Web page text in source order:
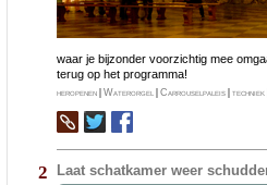
waar je bij­zon­der voor­zich­tig mee
terug op het pro­gram­ma!
heropenen |Waterorgel |Carrouselpaleis |techniek
2 Laat schatkamer weer